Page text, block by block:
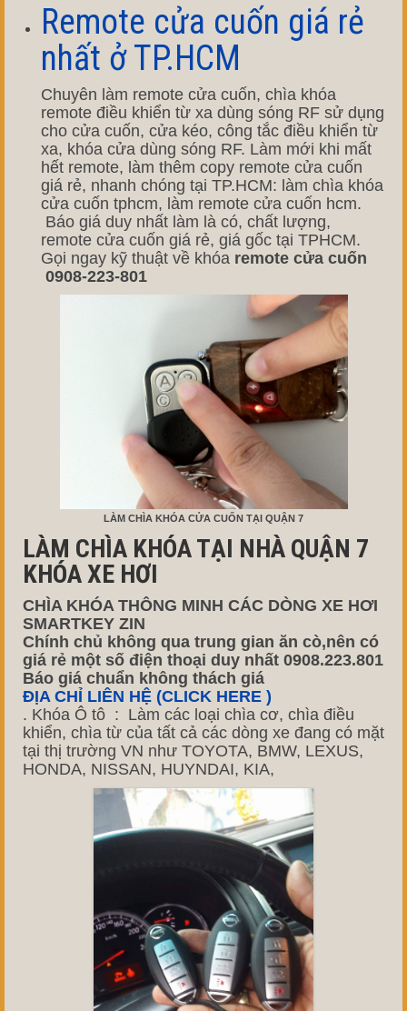
Remote cửa cuốn giá rẻ
nhất ở TP.HCM
Chuyên làm remote cửa cuốn, chìa khóa
remote điều khiển từ xa dùng sóng RF sử dụng
cho cửa cuốn, cửa kéo, công tắc điều khiển từ
xa, khóa cửa dùng sóng RF. Làm mới khi mất
hết remote, làm thêm copy remote cửa cuốn
giá rẻ, nhanh chóng tại TP.HCM: làm chìa khóa
cửa cuốn tphcm, làm remote cửa cuốn hcm.
Báo giá duy nhất làm là có, chất lượng,
remote cửa cuốn giá rẻ, giá gốc tại TPHCM.
Gọi ngay kỹ thuật về khóa remote cửa cuốn
0908-223-801
LÀM CHÌA KHÓA CỬA CUỐN TẠI QUẬN 7
LÀM CHÌA KHÓA TẠI NHÀ QUẬN 7
KHÓA XE HƠI
CHÌA KHÓA THÔNG MINH CÁC DÒNG XE HƠI
SMARTKEY ZIN
Chính chủ không qua trung gian ăn cò,nên có
giá rẻ một số điện thoại duy nhất 0908.223.801
Báo giá chuẩn không thách giá
ĐỊA CHỈ LIÊN HỆ (CLICK HERE )
. Khóa Ô tô : Làm các loại chìa cơ, chìa điều
khiển, chìa từ của tất cả các dòng xe đang có mặt
tại thị trường VN như TOYOTA, BMW, LEXUS,
HONDA, NISSAN, HUYNDAI, KIA,